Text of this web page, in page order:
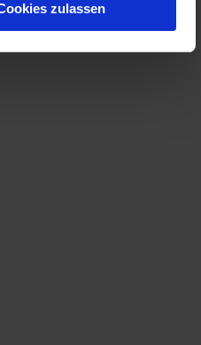
zulassen